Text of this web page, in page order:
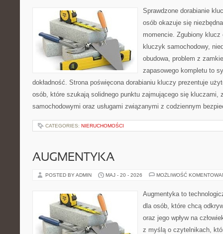
Sprawdzone dorabianie
osób okazuje się
momencie. Zgubiony
kluczyk samochodowy,
obudowa, problem z
zapasowego kompletu to
dokładność. Strona poświęcona dorabianiu kluczy prezentuje
osób, które szukają solidnego punktu zajmującego się kluczami,
samochodowymi oraz usługami związanymi z codziennym
CATEGORIES: NIERUCHOMOŚCI
AUGMENTYKA
POSTED BY ADMIN MAJ - 20 - 2026 MOŻLIWOŚĆ
Augmentyka to
dla osób, które chcą
oraz jego wpływ na
z myślą o czytelnikach,